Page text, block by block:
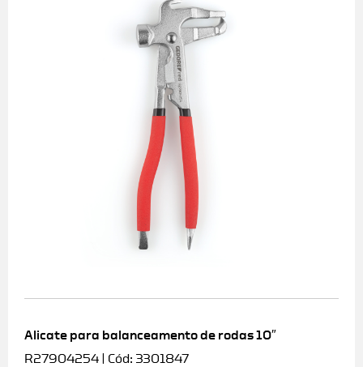
Alicate para balanceamento de rodas 10″
R27904254 | Cód: 3301847